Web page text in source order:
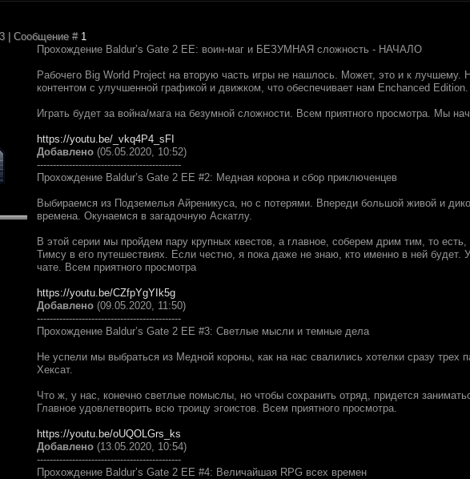
| Сообщение # 1
Прохождение Baldur’s Gate 2 EE: воин-маг и БЕЗУМНАЯ сложность - НАЧАЛО
Рабочего Big World Project на вторую часть игры не нашлось. Может, это и к
контентом с улучшенной графикой и движком, что обеспечивает нам Enchanced Edition.
Играть будет за война/мага на безумной сложности. Всем приятного просмотра. Мы
https://youtu.be/_vkq4P4_sFI
Добавлено (05.05.2020, 10:52)
---------------------------------------------
Прохождение Baldur’s Gate 2 EE #2: Медная корона и сбор приключенцев
Выбираемся из Подземелья Айреникуса, но с потерями. Впереди большой живой и
времена. Окунаемся в загадочную Аскатлу.
В этой серии мы пройдем пару крупных квестов, а главное, соберем дрим тим, то
Тимсу в его путешествиях. Если честно, я пока даже не знаю, кто именно в ней будет.
чате. Всем приятного просмотра
https://youtu.be/CZfpYgYIk5g
Добавлено (09.05.2020, 11:50)
---------------------------------------------
Прохождение Baldur’s Gate 2 EE #3: Светлые мысли и темные дела
Не успели мы выбраться из Медной короны, как на нас свалились хотелки сразу трех
Хексат.
Что ж, у нас, конечно светлые помыслы, но чтобы сохранить отряд, придется
Главное удовлетворить всю троицу эгоистов. Всем приятного просмотра.
https://youtu.be/oUQOLGrs_ks
Добавлено (13.05.2020, 10:54)
---------------------------------------------
Прохождение Baldur’s Gate 2 EE #4: Величайшая RPG всех времен